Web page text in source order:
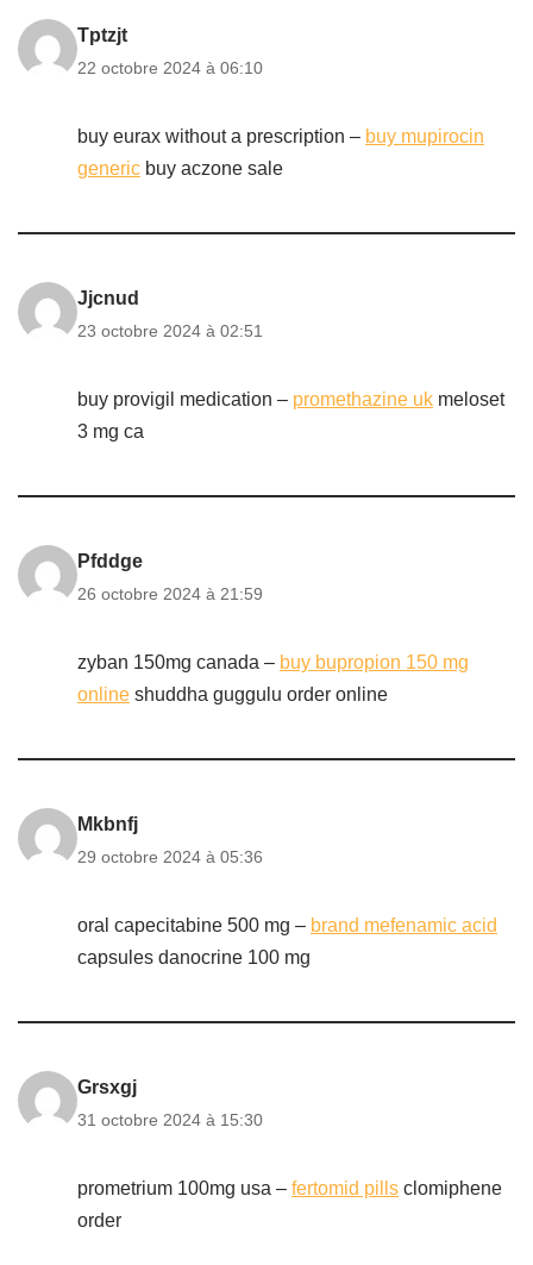
Tptzjt
22 octobre 2024 à 06:10
buy eurax without a prescription – buy mupirocin
generic buy aczone sale
Jjcnud
23 octobre 2024 à 02:51
buy provigil medication – promethazine uk meloset
3 mg ca
Pfddge
26 octobre 2024 à 21:59
zyban 150mg canada – buy bupropion 150 mg
online shuddha guggulu order online
Mkbnfj
29 octobre 2024 à 05:36
oral capecitabine 500 mg – brand mefenamic acid
capsules danocrine 100 mg
Grsxgj
31 octobre 2024 à 15:30
prometrium 100mg usa – fertomid pills clomiphene
order